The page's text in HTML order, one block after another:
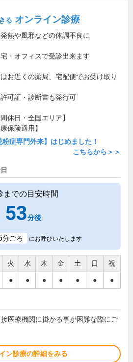
る オンライン診療
熱や風邪などの体調不良に
・オフィスで受診出来ます
お近くの薬局、宅配便でお受け取り
可証・診断書も発行可
間休日・全国エリア】
康保険適用】
粉症専門外来】はじめました！
こちらから＞＞
までの目安時間
53分後
分ごろ にお呼びいたします
火 水 木 金 土 日 祝
● ● ● ● ● ● ●
医療機関に掛かる事が困難な際にご
ン診療の詳細をみる